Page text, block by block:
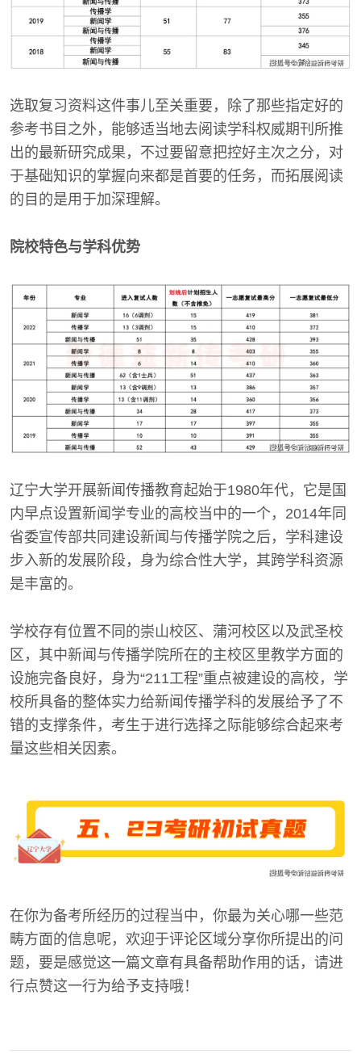
选取复习资料这件事儿至关重要，除了那些指定好的
参考书目之外，能够适当地去阅读学科权威期刊所推
出的最新研究成果，不过要留意把控好主次之分，对
于基础知识的掌握向来都是首要的任务，而拓展阅读
的目的是用于加深理解。
院校特色与学科优势
辽宁大学开展新闻传播教育起始于1980年代，它是国
内早点设置新闻学专业的高校当中的一个，2014年同
省委宣传部共同建设新闻与传播学院之后，学科建设
步入新的发展阶段，身为综合性大学，其跨学科资源
是丰富的。
学校存有位置不同的崇山校区、蒲河校区以及武圣校
区，其中新闻与传播学院所在的主校区里教学方面的
设施完备良好，身为“211工程”重点被建设的高校，学
校所具备的整体实力给新闻传播学科的发展给予了不
错的支撑条件，考生于进行选择之际能够综合起来考
量这些相关因素。
在你为备考所经历的过程当中，你最为关心哪一些范
畴方面的信息呢，欢迎于评论区域分享你所提出的问
题，要是感觉这一篇文章有具备帮助作用的话，请进
行点赞这一行为给予支持哦！